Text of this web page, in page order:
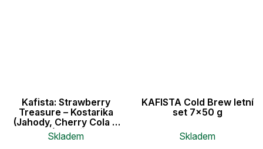
Kafista: Strawberry
Treasure – Kostarika
(Jahody, Cherry Cola &
Karamel) - praženo na
filtr
Skladem
KAFISTA Cold Brew letní
set 7x50 g
Skladem